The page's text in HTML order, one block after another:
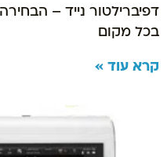
דפיברילטור נייד –
בכל מקום
קרא עוד »